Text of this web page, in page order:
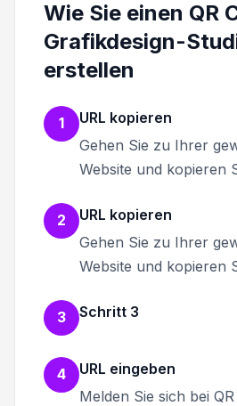
Wie Sie einen QR
Grafikdesign-
erstellen
1
URL kopieren
Gehen Sie zu Ihrer
Website und kopieren
2
URL kopieren
Gehen Sie zu Ihrer
Website und kopieren
3 Schritt 3
4
URL eingeben
Melden Sie sich bei